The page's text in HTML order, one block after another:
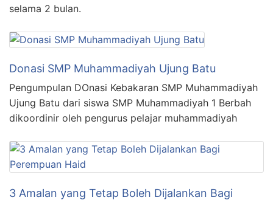
selama 2 bulan.
Donasi SMP Muhammadiyah Ujung Batu
Pengumpulan DOnasi Kebakaran SMP Muhammadiyah
Ujung Batu dari siswa SMP Muhammadiyah 1 Berbah
dikoordinir oleh pengurus pelajar muhammadiyah
3 Amalan yang Tetap Boleh Dijalankan Bagi